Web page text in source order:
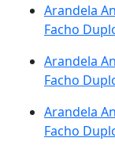
Arandela
Facho
Arandela
Facho
Arandela
Facho